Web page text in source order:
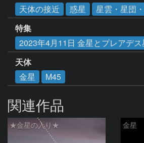
天体の接近
惑星
星雲・星団
特集
2023年4月11日 金星とプレアデ
天体
金星
M45
関連作品
★金星の入り★ 金星